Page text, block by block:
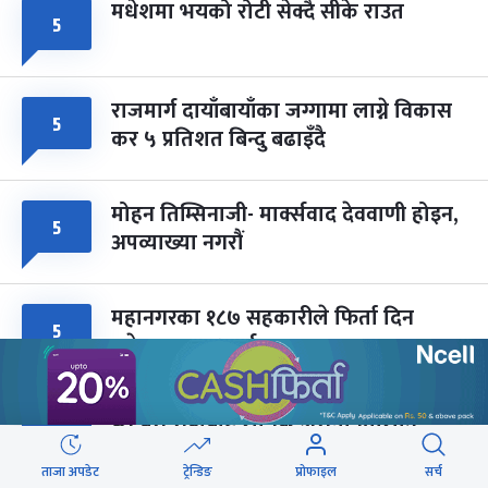
५ मधेशमा भयको रोटी सेक्दै सीके राउत
५ राजमार्ग दायाँबायाँका जग्गामा लाग्ने विकास
कर ५ प्रतिशत बिन्दु बढाइँदै
५ मोहन तिम्सिनाजी- मार्क्सवाद देववाणी होइन,
अपव्याख्या नगरौं
५ महानगरका १८७ सहकारीले फिर्ता दिन
सकेनन् सवा ८ अर्ब
४ ब्लु बस सेवाबाट लैंगिक असमानतालाई
प्रोत्साहन नगर्ने नीति लिएका हौं : मन्त्री बादी
ताजा अपडेट ट्रेन्डिङ प्रोफाइल सर्च